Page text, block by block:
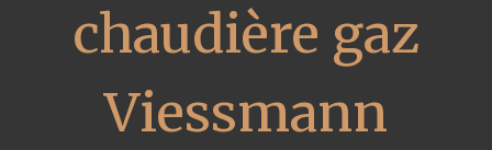
chaudière gaz
Viessmann